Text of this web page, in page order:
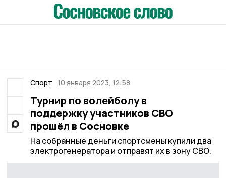
Спорт 10 января 2023, 12:58
Турнир по волейболу в
поддержку участников СВО
прошёл в Сосновке
На собранные деньги спортсмены купили два
электрогенератора и отправят их в зону СВО.